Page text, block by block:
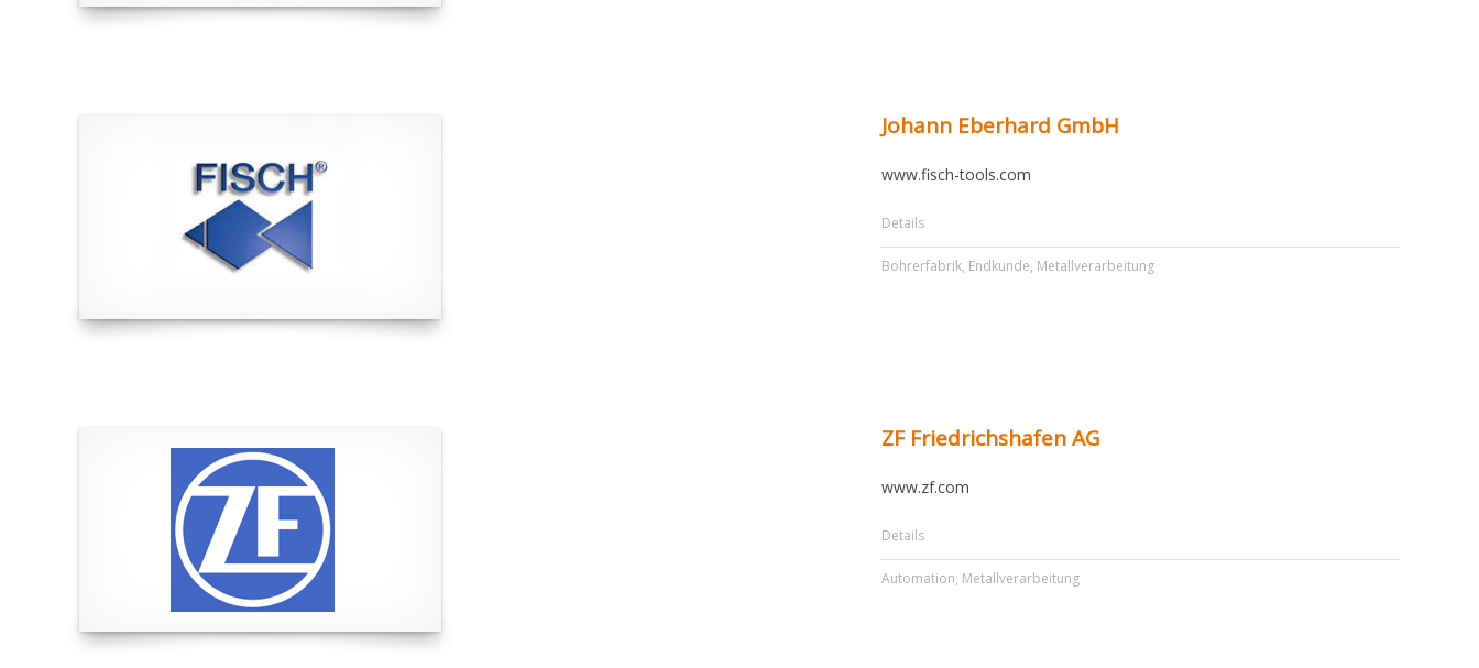
Johann Eberhard GmbH
www.fisch-tools.com
Details
Bohrerfabrik, Endkunde, Metallverarbeitung
ZF Friedrichshafen AG
www.zf.com
Details
Automation, Metallverarbeitung